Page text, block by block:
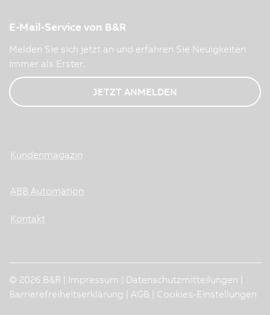
E-Mail-Service von B&R
Melden Sie sich jetzt an und erfahren Sie Neuigkeiten
immer als Erster.
JETZT ANMELDEN
Kundenmagazin
ABB Automation
Kontakt
© 2026 B&R | Impressum Datenschutzmitteilungen
Barrierefreiheitserklärung
AGB Cookies-Einstellungen